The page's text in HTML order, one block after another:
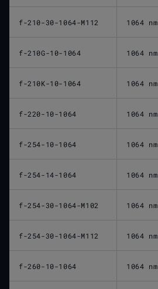
f-210-30-1064-M112 1064 nm
f-210G-10-1064 1064 nm
f-210K-10-1064 1064 nm
f-220-10-1064 1064 nm
f-254-10-1064 1064 nm
f-254-14-1064 1064 nm
f-254-30-1064-M102 1064 nm
f-254-30-1064-M112 1064 nm
f-260-10-1064 1064 nm